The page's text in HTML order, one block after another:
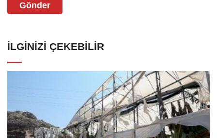
Gönder
İLGINIZI ÇEKEBILIR